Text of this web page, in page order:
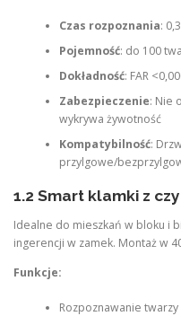
Czas rozpoznania:
Pojemność: do 100
Dokładność: FAR
Zabezpieczenie: Nie
wykrywa żywotność
Kompatybilność:
przylgowe/
1.2 Smart klamki z
Idealne do mieszkań w bloku i
ingerencji w zamek. Montaż w
Funkcje:
Rozpoznawanie twarzy